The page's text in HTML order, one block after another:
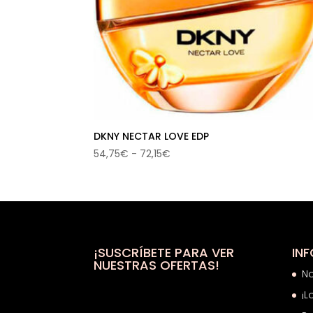
DKNY NECTAR LOVE EDP
54,75€ - 72,15€
desde
72,15€
¡SUSCRÍBETE PARA VER
NUESTRAS OFERTAS!